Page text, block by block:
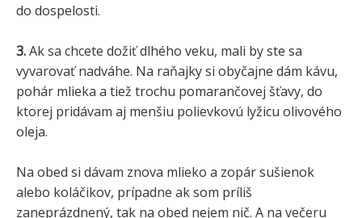
do dospelosti.
3.Ak sa chcete dožiť dlhého veku, mali by ste sa
vyvarovať nadváhe. Na raňajky si obyčajne dám kávu,
pohár mlieka a tiež trochu pomarančovej šťavy, do
ktorej pridávam aj menšiu polievkovú lyžicu olivového
oleja.
Na obed si dávam znova mlieko a zopár sušienok
alebo koláčikov, prípadne ak som príliš
zaneprázdnený, tak na obed nejem nič. A na večeru